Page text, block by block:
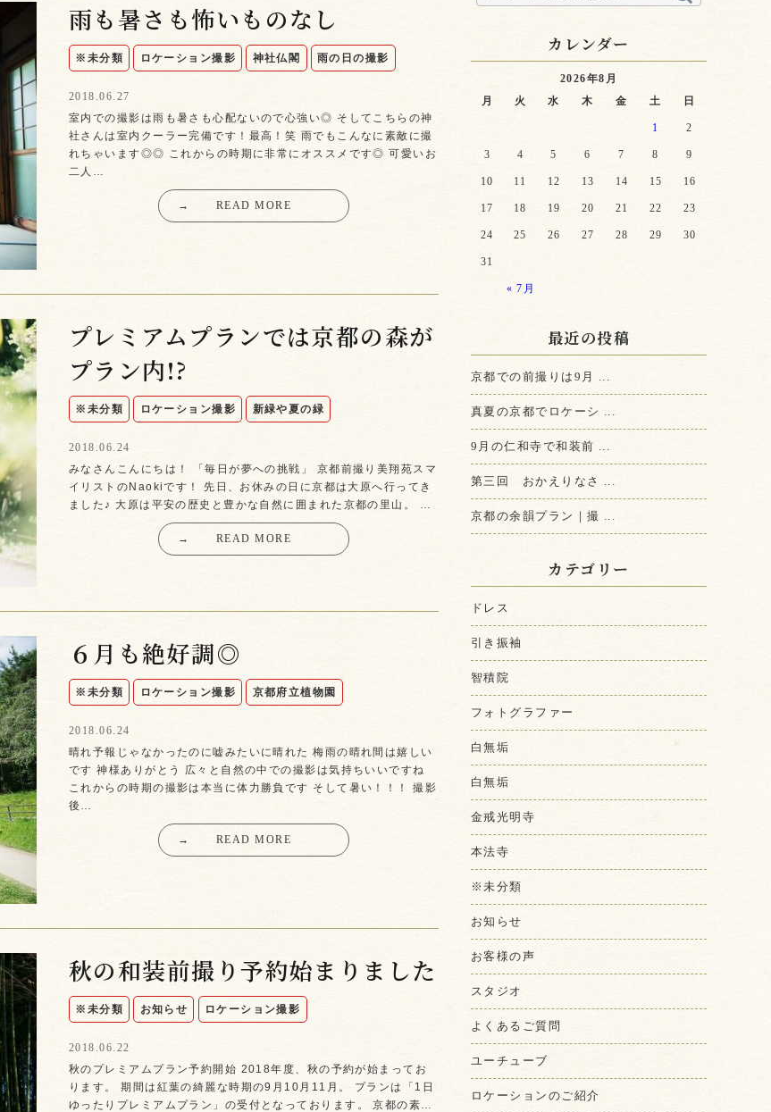
雨も暑さも怖いものなし
※未分類 ロケーション撮影 神社仏閣 雨の日の撮影
2018.06.27
室内での撮影は雨も暑さも心配ないので心強い◎ そしてこちらの神
社さんは室内クーラー完備です！最高！笑 雨でもこんなに素敵に撮
れちゃいます◎◎ これからの時期に非常にオススメです◎ 可愛いお
二人…
→ READ MORE
プレミアムプランでは京都の森が
プラン内!?
※未分類 ロケーション撮影 新緑や夏の緑
2018.06.24
みなさんこんにちは！ 「毎日が夢への挑戦」 京都前撮り美翔苑スマ
イリストのNaokiです！ 先日、お休みの日に京都は大原へ行ってき
ました♪ 大原は平安の歴史と豊かな自然に囲まれた京都の里山。 …
→ READ MORE
６月も絶好調◎
※未分類 ロケーション撮影 京都府立植物園
2018.06.24
晴れ予報じゃなかったのに嘘みたいに晴れた 梅雨の晴れ間は嬉しい
です 神様ありがとう 広々と自然の中での撮影は気持ちいいですね
これからの時期の撮影は本当に体力勝負です そして暑い！！！ 撮影
後…
→ READ MORE
秋の和装前撮り予約始まりました
※未分類 お知らせ ロケーション撮影
2018.06.22
秋のプレミアムプラン予約開始 2018年度、秋の予約が始まってお
ります。 期間は紅葉の綺麗な時期の9月10月11月。 プランは「1日
ゆったりプレミアムプラン」の受付となっております。 京都の素…
カレンダー
2026年8月
月
火 水 木 金 土 日
« 7月
1 2
3 4 5 6 7 8 9
10 11 12 13 14 15 16
17 18 19 20 21 22 23
24 25 26 27 28 29 30
31
最近の投稿
京都での前撮りは9月 ...
真夏の京都でロケーシ ...
9月の仁和寺で和装前 ...
第三回 おかえりなさ ...
京都の余韻プラン｜撮 ...
カテゴリー
ドレス
引き振袖
智積院
フォトグラファー
白無垢
白無垢
金戒光明寺
本法寺
※未分類
お知らせ
お客様の声
スタジオ
よくあるご質問
ユーチューブ
ロケーションのご紹介